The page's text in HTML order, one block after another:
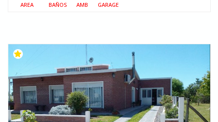
AREA BAÑOS AMB GARAGE